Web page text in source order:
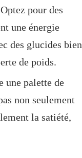
pour des
une énergie
des glucides bien
de poids.
une palette de
non seulement
la satiété,